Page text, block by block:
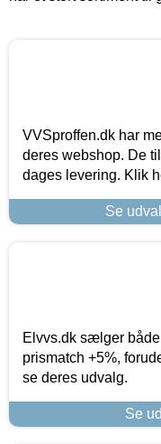
VVSproffen.dk har
deres webshop. De
dages levering. Klik
Se
Elvvs.dk sælger
prismatch +5%,
se deres udvalg.
Se